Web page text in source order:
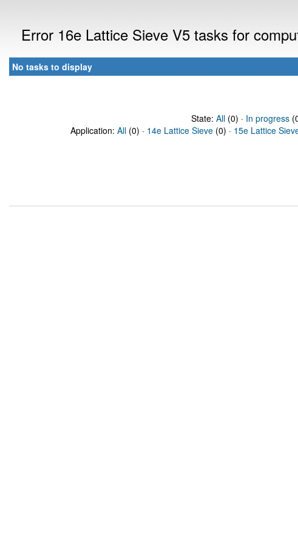
Error 16e Lattice Sieve V5 tasks for
No tasks to display
State: All(0) · In progress
Application: All (0) · 14e Lattice Sieve (0) · 15e Lattice